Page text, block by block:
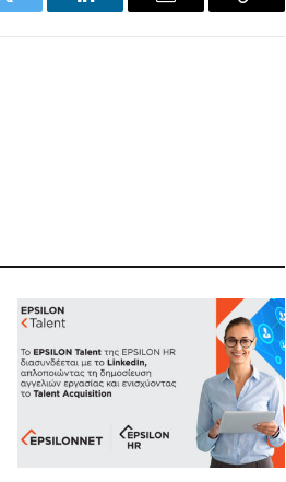
Twitter LinkedIn Email
Copy